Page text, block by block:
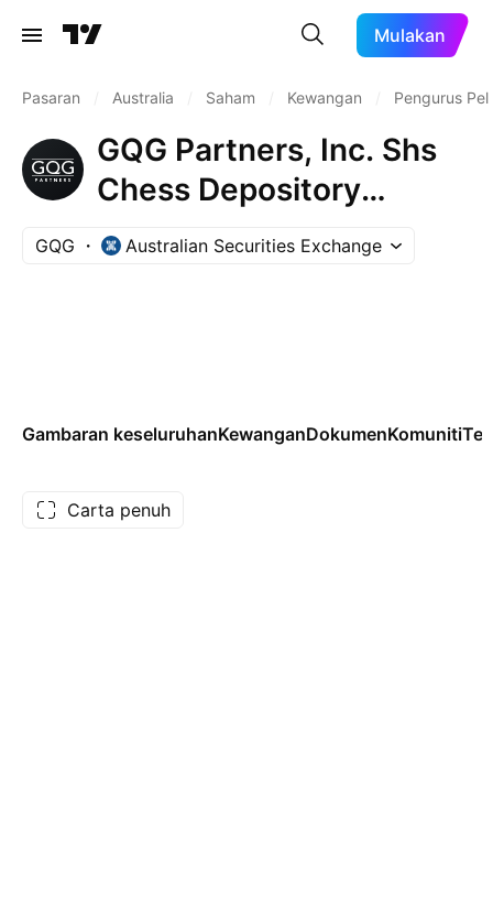
Mulakan
Pasaran Australia Saham Kewangan Pengurus
GQG Partners, Inc. Shs
Chess Depository
Interests Repr 1 Sh
GQG Australian Securities Exchange
Gambaran keseluruhanKewanganDokumenKomuniti
Carta penuh